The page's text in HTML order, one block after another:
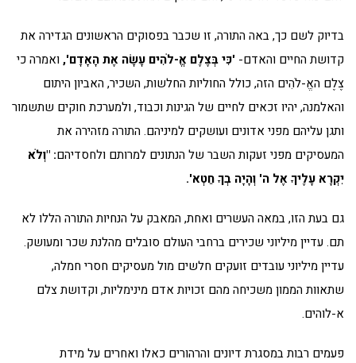
בדיוק לשם כך, באה התורה, זו שכבר בפסוקים הראשונים הגדירה את
קדושת החיים והאדם- 'כִּי בְּצֶלֶם אֱ-לֹהִים עָשָׂה אֶת הָאָדָם',ואמרה כי
צֶלֶם האֱ-לֹהִים הזה, כולל החוליות החלשות, השכיר, האביון היתום
והאלמנה, יהיו זכאים לחיים של הגינות וכבוד, ולמערכת חוקים שתשמור
ותגן עליהם מפני אדונים ועושקים למיניהם. התורה מזהירה את
המעסיקים מפני זעקות השבר של הנתונים למרותם ולחסדיהם: "וְלֹא
יִקְרָא עָלֶיךָ אֶל ה' וְהָיָה בְךָ חֵטְא'.
גם בעת הזו, במאה העשרים ואחת, המאבק על הנחיות התורה הללו לא
תם. עדיין מיליוני שכירים ברחבי העולם סובלים מהלנת שכר ומעושק.
עדיין מיליוני עובדים זועקים חלשים מול מעסיקים חסרי חמלה,
שתאוות הממון משכיחה מהם זכויות אדם מינימליות, וקדושת צלם
א-לוהים.
פעמים רבות במסגרת דיונים והרהורים כאלו ואחרים על מידת